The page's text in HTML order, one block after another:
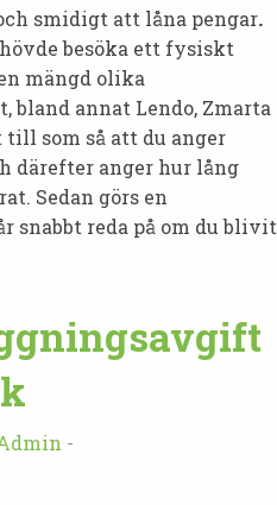
smidigt att låna pengar.
besöka ett fysiskt
mängd olika
bland annat Lendo, Zmarta
till som så att du anger
därefter anger hur lång
Sedan görs en
snabbt reda på om du blivit
-